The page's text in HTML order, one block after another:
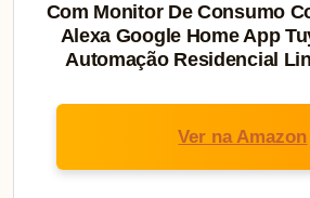
Com Monitor De Consumo
Alexa Google Home App
Automação Residencial
Ver na Amazon